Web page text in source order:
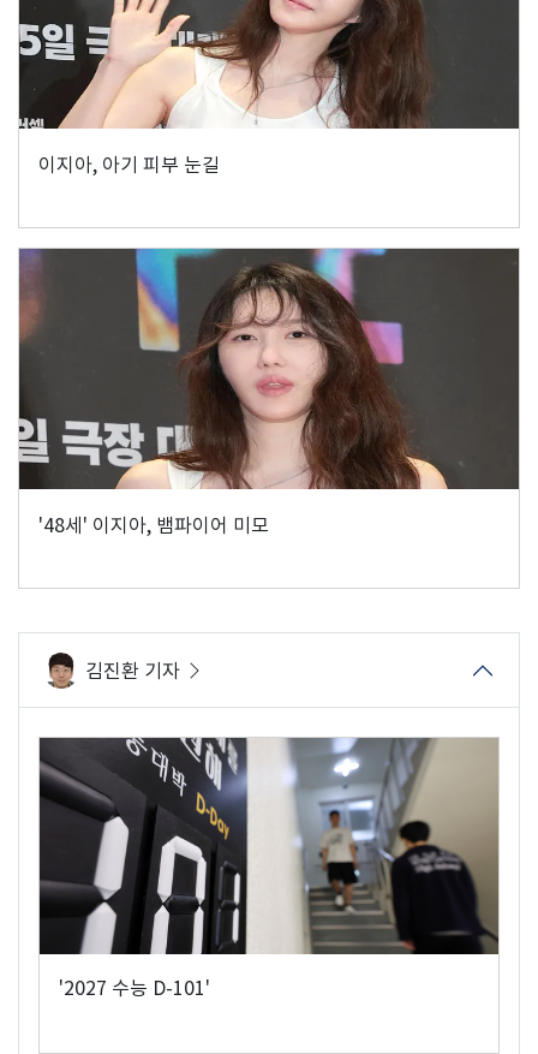
이지아, 아기 피부 눈길
'48세' 이지아, 뱀파이어 미모
김진환 기자
'2027 수능 D-101'